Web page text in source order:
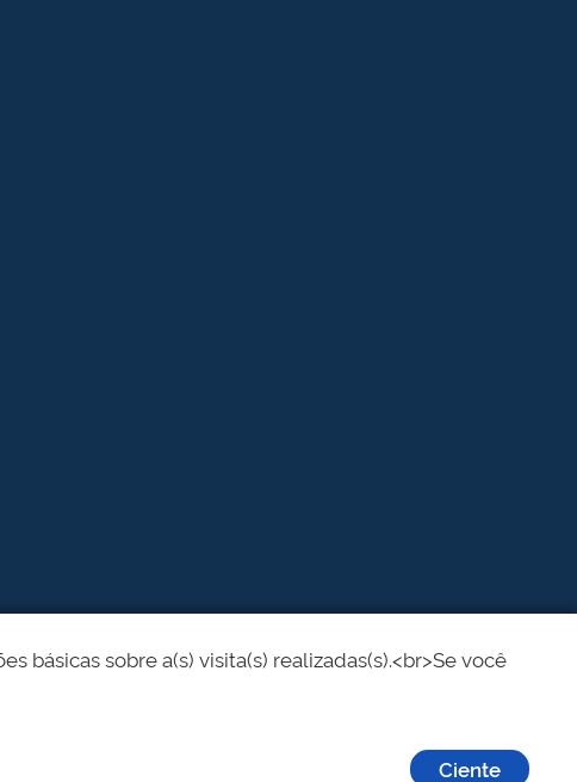
básicas sobre a(s) visita(s) realizadas(s).<br>Se você
Ciente